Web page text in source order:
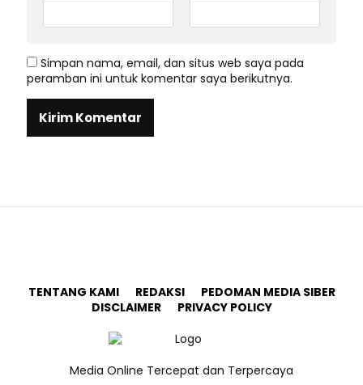
Simpan nama, email, dan situs web saya pada
peramban ini untuk komentar saya berikutnya.
TENTANG KAMI REDAKSI
PEDOMAN MEDIA SIBER
DISCLAIMER
PRIVACY POLICY
Media Online Tercepat dan Terpercaya